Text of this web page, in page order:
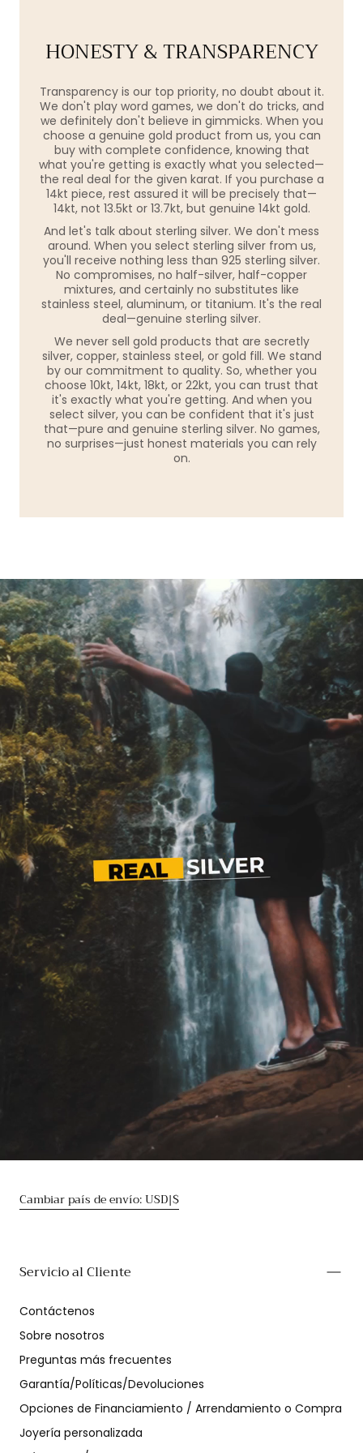
HONESTY & TRANSPARENCY
Transparency is our top priority, no doubt about it.
We don't play word games, we don't do tricks, and
we definitely don't believe in gimmicks. When you
choose a genuine gold product from us, you can
buy with complete confidence, knowing that
what you're getting is exactly what you selected—
the real deal for the given karat. If you purchase a
14kt piece, rest assured it will be precisely that—
14kt, not 13.5kt or 13.7kt, but genuine 14kt gold.
And let's talk about sterling silver. We don't mess
around. When you select sterling silver from us,
you'll receive nothing less than 925 sterling silver.
No compromises, no half-silver, half-copper
mixtures, and certainly no substitutes like
stainless steel, aluminum, or titanium. It's the real
deal—genuine sterling silver.
We never sell gold products that are secretly
silver, copper, stainless steel, or gold fill. We stand
by our commitment to quality. So, whether you
choose 10kt, 14kt, 18kt, or 22kt, you can trust that
it's exactly what you're getting. And when you
select silver, you can be confident that it's just
that—pure and genuine sterling silver. No games,
no surprises—just honest materials you can rely
on.
Cambiar país de envío: USD|$
Servicio al Cliente
Contáctenos
Sobre nosotros
Preguntas más frecuentes
Garantía/Políticas/Devoluciones
Opciones de Financiamiento / Arrendamiento o Compra
Joyería personalizada